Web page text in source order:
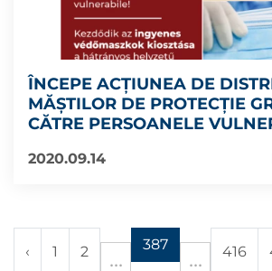
ÎNCEPE ACȚIUNEA DE
MĂȘTILOR DE PROTECȚIE
CĂTRE PERSOANELE
2020.09.14
‹ 1 2 387 416